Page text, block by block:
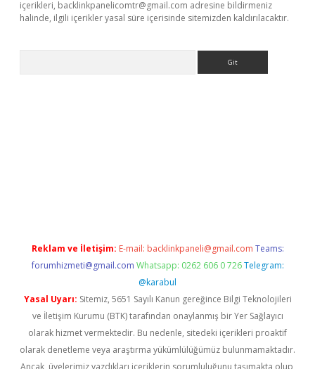
içerikleri, backlinkpanelicomtr@gmail.com adresine bildirmeniz
halinde, ilgili içerikler yasal süre içerisinde sitemizden kaldırılacaktır.
Reklam ve İletişim: E-mail: backlinkpaneli@gmail.com Teams:
forumhizmeti@gmail.com Whatsapp: 0262 606 0 726 Telegram:
@karabul
Yasal Uyarı: Sitemiz, 5651 Sayılı Kanun gereğince Bilgi Teknolojileri
ve İletişim Kurumu (BTK) tarafından onaylanmış bir Yer Sağlayıcı
olarak hizmet vermektedir. Bu nedenle, sitedeki içerikleri proaktif
olarak denetleme veya araştırma yükümlülüğümüz bulunmamaktadır.
Ancak, üyelerimiz yazdıkları içeriklerin sorumluluğunu taşımakta olup,